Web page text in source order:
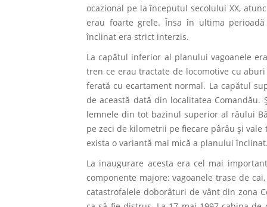
ocazional pe la începutul secolului XX,
erau foarte grele. Însa în ultima
înclinat era strict interzis.
La capătul inferior al planului vagoanele
tren ce erau tractate de locomotive cu
ferată cu ecartament normal. La capătul
de această dată din localitatea Comandău.
lemnele din tot bazinul superior al râului
pe zeci de kilometrii pe fiecare pârâu şi
exista o variantă mai mică a planului
La inaugurare acesta era cel mai
componente majore: vagoanele trase de
catastrofalele doborâturi de vânt din zona